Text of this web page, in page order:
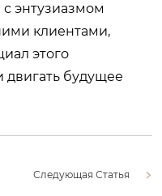
энтузиазмом
клиентами,
этого
будущее
Следующая Статья